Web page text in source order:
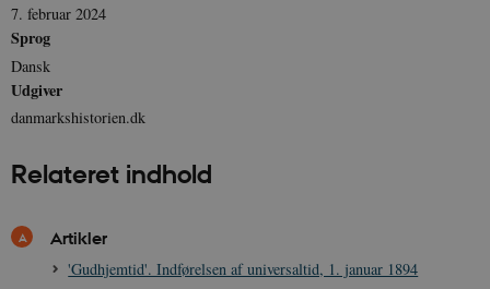
7. februar 2024
Sprog
Dansk
Udgiver
danmarkshistorien.dk
Relateret indhold
Artikler
'Gudhjemtid'. Indførelsen af universaltid, 1. januar 1894